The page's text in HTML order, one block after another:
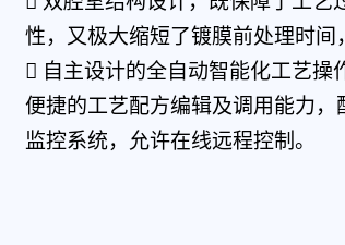
性，又极大缩短了镀膜前处理时间
 自主设计的全自动智能化工艺操
便捷的工艺配方编辑及调用能力，
监控系统，允许在线远程控制。